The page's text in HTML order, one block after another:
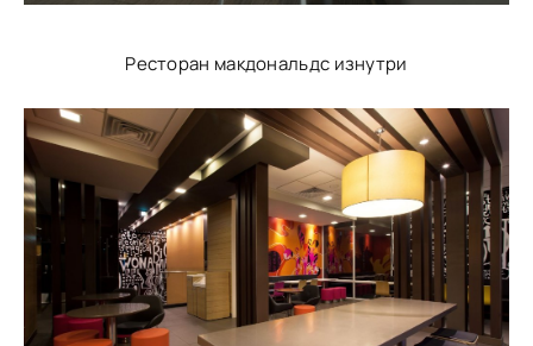
Ресторан макдональдс изнутри